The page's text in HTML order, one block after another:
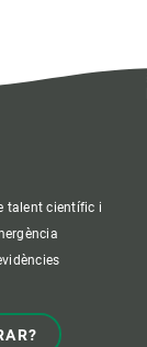
talent científic i